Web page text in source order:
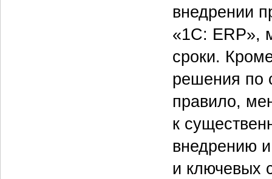
внедрении
«1С: ERP»,
сроки.
решения по
правило,
к
внедрению
и ключевых